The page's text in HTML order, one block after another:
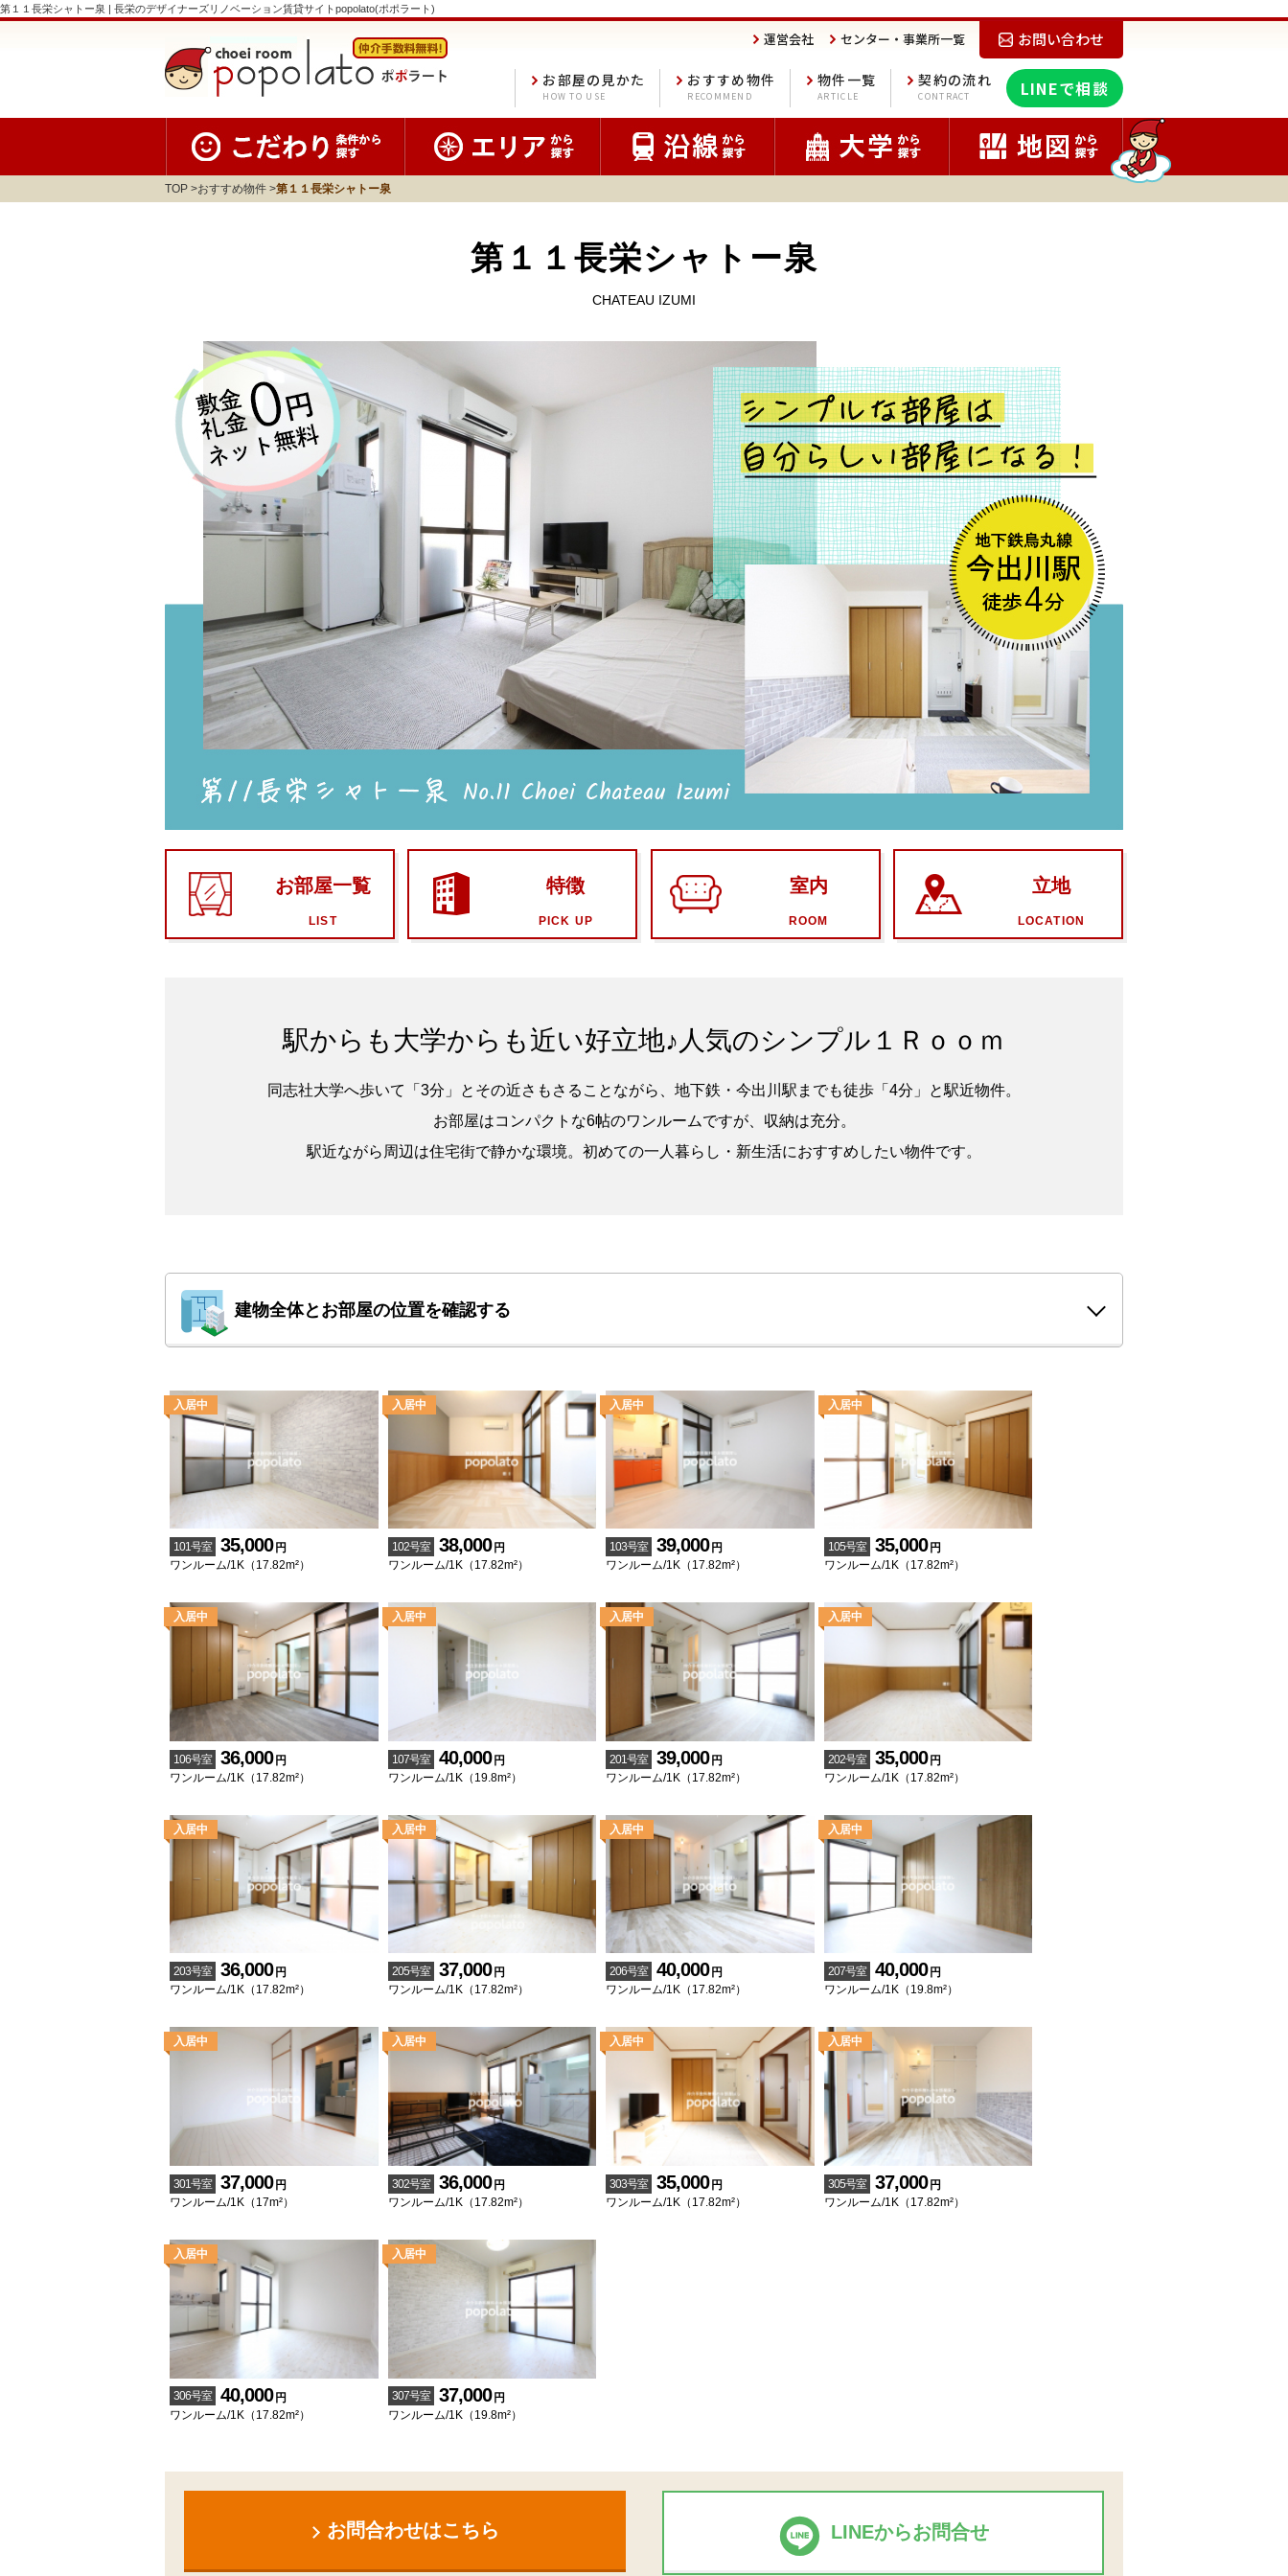
第１１長栄シャトー泉 | 長栄のデザイナーズリノベーション賃貸サイトpopolato(ポポラート)
お問い合わせ
センター・事業所一覧
運営会社
LINEで相談
契約の流れ
CONTRACT
物件一覧
ARTICLE
おすすめ物件
RECOMMEND
お部屋の見かた
HOW TO USE
TOP おすすめ物件 第１１長栄シャトー泉
第１１長栄シャトー泉
CHATEAU IZUMI
お部屋一覧
LIST
特徴
PICK UP
室内
ROOM
立地
LOCATION
駅からも大学からも近い好立地♪人気のシンプル１Ｒｏｏｍ
同志社大学へ歩いて「3分」とその近さもさることながら、地下鉄・今出川駅までも徒歩「4分」と駅近物件。
お部屋はコンパクトな6帖のワンルームですが、収納は充分。
駅近ながら周辺は住宅街で静かな環境。初めての一人暮らし・新生活におすすめしたい物件です。
建物全体とお部屋の位置を確認する
101号室 35,000 円
ワンルーム/1K（17.82m²）
102号室 38,000 円
ワンルーム/1K（17.82m²）
103号室 39,000 円
ワンルーム/1K（17.82m²）
105号室 35,000 円
ワンルーム/1K（17.82m²）
106号室 36,000 円
ワンルーム/1K（17.82m²）
107号室 40,000 円
ワンルーム/1K（19.8m²）
201号室 39,000 円
ワンルーム/1K（17.82m²）
202号室 35,000 円
ワンルーム/1K（17.82m²）
203号室 36,000 円
ワンルーム/1K（17.82m²）
205号室 37,000 円
ワンルーム/1K（17.82m²）
206号室 40,000 円
ワンルーム/1K（17.82m²）
207号室 40,000 円
ワンルーム/1K（19.8m²）
301号室 37,000 円
ワンルーム/1K（17m²）
302号室 36,000 円
ワンルーム/1K（17.82m²）
303号室 35,000 円
ワンルーム/1K（17.82m²）
305号室 37,000 円
ワンルーム/1K（17.82m²）
306号室 40,000 円
ワンルーム/1K（17.82m²）
307号室 37,000 円
ワンルーム/1K（19.8m²）
お問合わせはこちら LINEからお問合せ